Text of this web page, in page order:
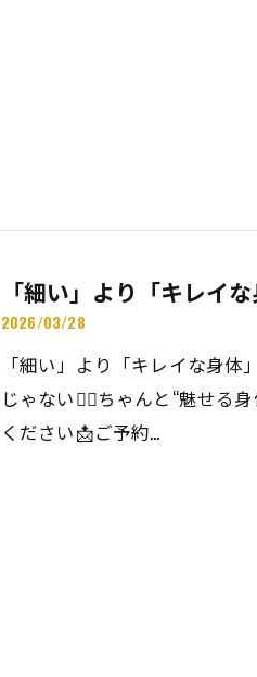
「細い」より「キレイ
2026/03/28
「細い」より「キレイな身
じゃない🙅‍♂️ちゃんと“魅せる
ください📩ご予約…